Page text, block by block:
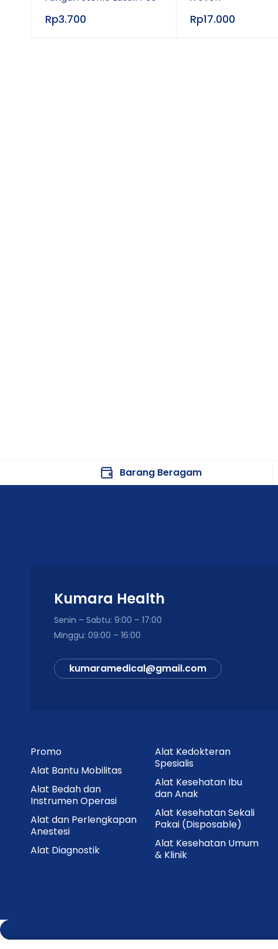
Rp3.700 Rp17.000
Barang Beragam
Kumara Health
Senin – Sabtu: 9:00 – 17:00
Minggu: 09:00 – 16:00
kumaramedical@gmail.com
Promo
Alat Bantu Mobilitas
Alat Bedah dan
Instrumen Operasi
Alat dan Perlengkapan
Anestesi
Alat Diagnostik
Alat Kedokteran
Spesialis
Alat Kesehatan Ibu
dan Anak
Alat Kesehatan Sekali
Pakai (Disposable)
Alat Kesehatan Umum
& Klinik